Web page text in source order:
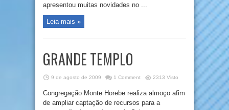
apresentou muitas novidades no ...
Leia mais »
GRANDE TEMPLO
9 de agosto de 2009 1 Comment 2313 Visto
Congregação Monte Horebe realiza almoço afim
de ampliar captação de recursos para a